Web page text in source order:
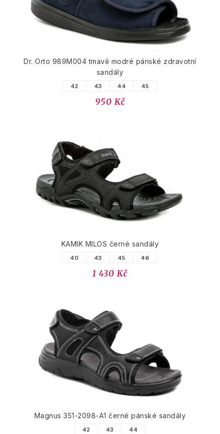
Dr. Orto 989M004 tmavě modré pánské zdravotní
sandály
42 43 44 45
950 Kč
KAMIK MILOS černé sandály
40 43 45 46
1 430 Kč
Magnus 351-2098-A1 černé pánské sandály
42 43 44